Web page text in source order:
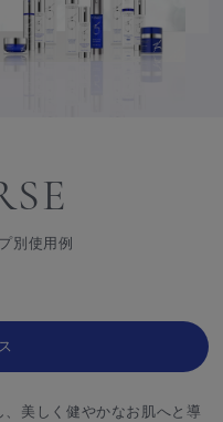
別使用例
美しく健やかなお肌へと導